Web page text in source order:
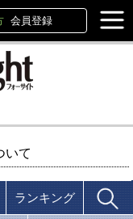
会員登録
いて
ランキング